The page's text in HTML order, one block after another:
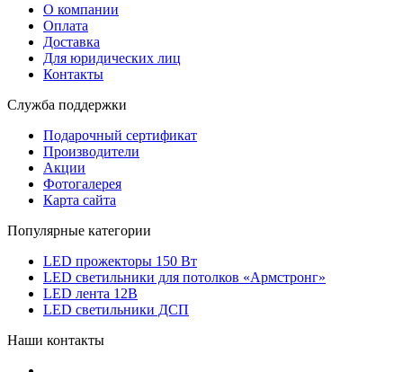
О компании
Оплата
Доставка
Для юридических лиц
Контакты
Служба поддержки
Подарочный сертификат
Производители
Акции
Фотогалерея
Карта сайта
Популярные категории
LED прожекторы 150 Вт
LED светильники для потолков «Армстронг»
LED лента 12В
LED светильники ДСП
Наши контакты